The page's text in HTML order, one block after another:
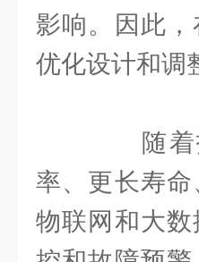
影响。因此
优化设计和调
随着技
率、更长寿
物联网和大